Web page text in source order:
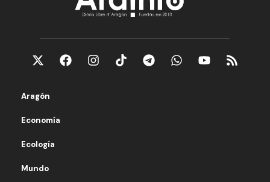
Aragón
Economía
Ecología
Mundo